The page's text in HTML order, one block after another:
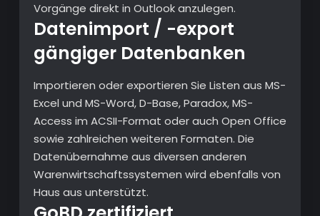
Vorgänge direkt in Outlook anzulegen.
Datenimport / -export
gängiger Datenbanken
Importieren oder exportieren Sie Listen aus MS-
Excel und MS-Word, D-Base, Paradox, MS-
Access im ACSII-Format oder auch Open Office
sowie zahlreichen weiteren Formaten. Die
Datenübernahme aus diversen anderen
Warenwirtschaftssystemen wird ebenfalls von
Haus aus unterstützt.